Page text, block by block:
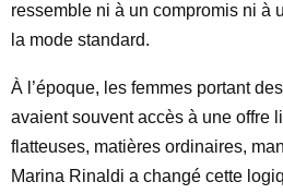
ressemble ni à un compromis ni à
la mode standard.
À l’époque, les femmes portant
avaient souvent accès à une offre
flatteuses, matières ordinaires,
Marina Rinaldi a changé cette